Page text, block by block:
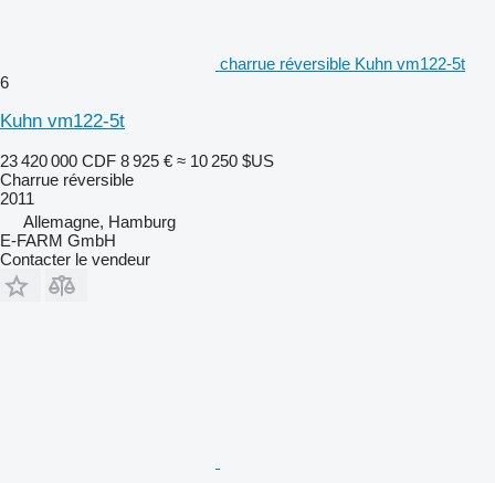
charrue réversible Kuhn vm122-5t
6
Kuhn vm122-5t
23 420 000 CDF 8 925 € ≈ 10 250 $US
Charrue réversible
2011
Allemagne, Hamburg
E-FARM GmbH
Contacter le vendeur